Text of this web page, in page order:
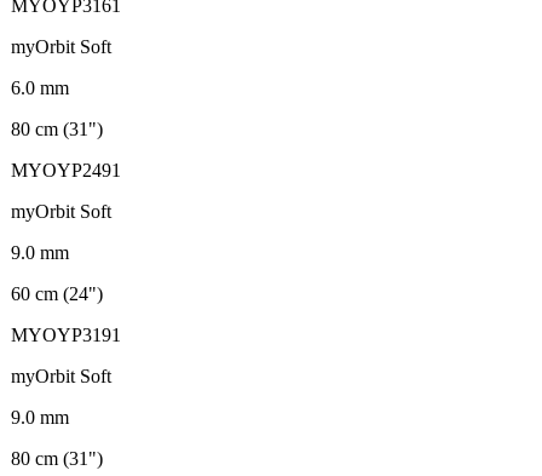
MYOYP3161
myOrbit Soft
6.0 mm
80 cm (31")
MYOYP2491
myOrbit Soft
9.0 mm
60 cm (24")
MYOYP3191
myOrbit Soft
9.0 mm
80 cm (31")